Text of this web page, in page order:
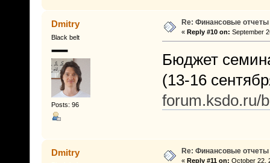
Dmitry
Black belt
Posts: 96
Re: Финансовые
« Reply #10 on: September
Бюджет
(13-16
forum.ksdo.ru/
Dmitry Re: Финансовые
« Reply #11 on: October 22,